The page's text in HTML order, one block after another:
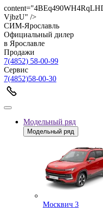
VjbzU" />
СИМ-Ярославль
Официальный дилер
в Ярославле
Продажи
7(4852) 58-00-99
Сервис
7(4852)58-00-30
Модельный ряд
Модельный ряд
Москвич 3